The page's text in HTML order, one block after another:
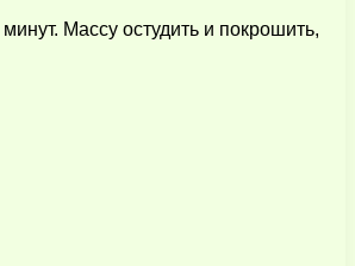
Массу остудить и покрошить,